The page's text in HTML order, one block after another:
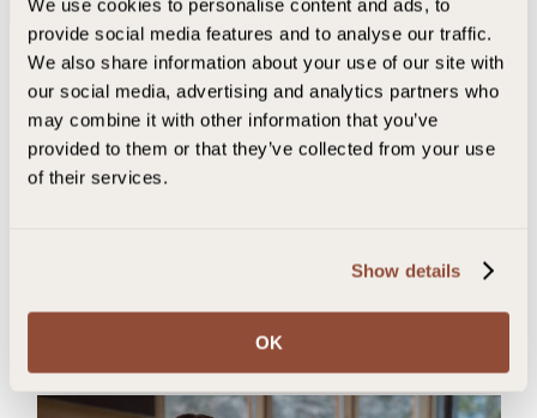
We use cookies to personalise content and ads, to
provide social media features and to analyse our traffic.
We also share information about your use of our site with
our social media, advertising and analytics partners who
may combine it with other information that you’ve
provided to them or that they’ve collected from your use
of their services.
Show details
OK